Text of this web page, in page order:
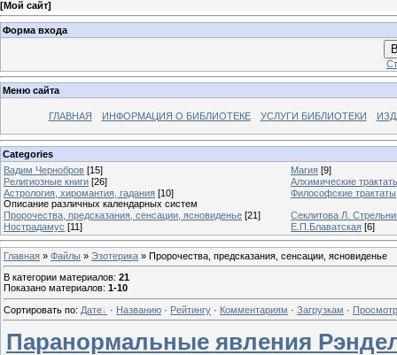
[Мой сайт]
Форма входа
Меню сайта
ГЛАВНАЯ ИНФОРМАЦИЯ О БИБЛИОТЕКЕ УСЛУГИ БИБЛИОТЕКИ
Categories
Вадим Чернобров [15] Магия [9]
Религиозные книги [26]
Алхимические
Астрология, хиромантия, гадания [10]
Описание различных календарных систем
Философские трактаты
Пророчества, предсказания, сенсации, ясновиденье [21]
Секлитова Л.
Нострадамус [11] Е.П.Блаватская [6]
Главная » Файлы » Эзотерика » Пророчества, предсказания, сенсации, ясновиденье
В категории материалов: 21
Показано материалов: 1-10
Сортировать по: Дате · Названию · Рейтингу · Комментариям · Загрузкам ·
Паранормальные явления